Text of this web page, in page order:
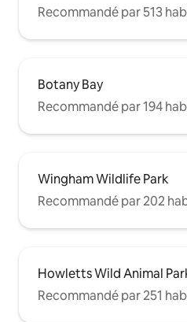
Recommandé par 513
Botany Bay
Recommandé par 194
Wingham Wildlife Park
Recommandé par 202
Howletts Wild Animal
Recommandé par 251